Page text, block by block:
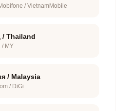
/ VietnamMobile
/ Thailand
/ MY
/ Malaysia
/ DiGi